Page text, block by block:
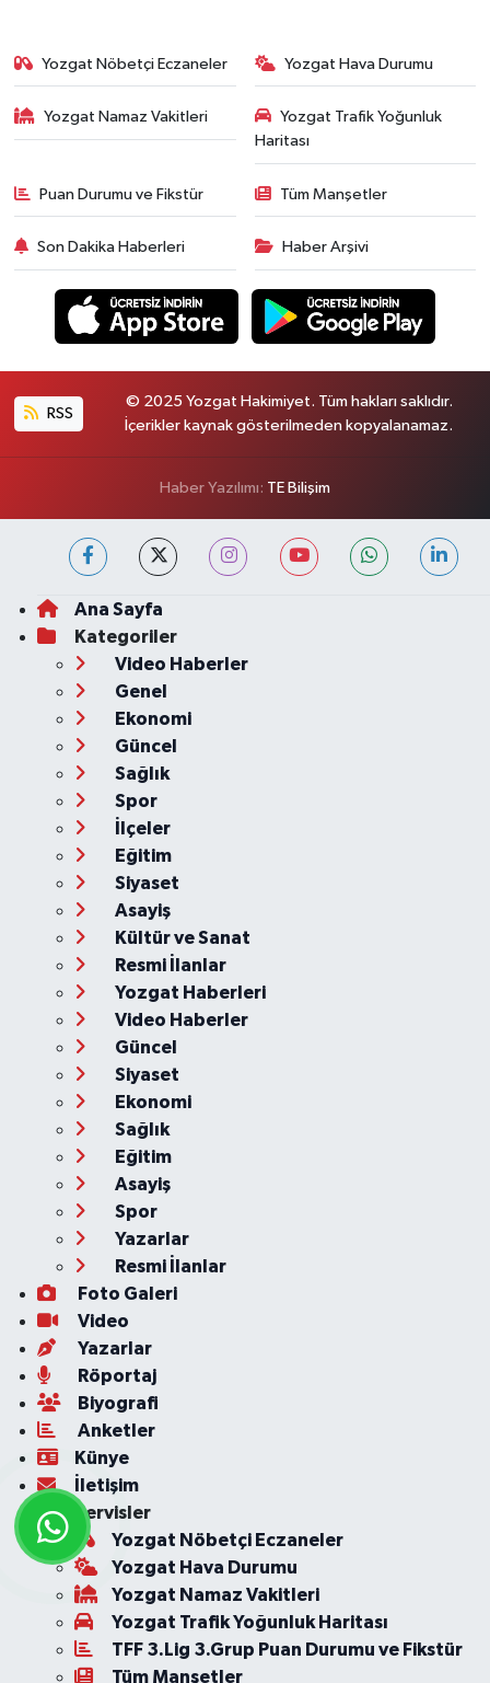
Yozgat Nöbetçi Eczaneler Yozgat Hava Durumu
Yozgat Namaz Vakitleri
Yozgat Trafik Yoğunluk
Haritası
Puan Durumu ve Fikstür Tüm Manşetler
Son Dakika Haberleri Haber Arşivi
RSS
© 2025 Yozgat Hakimiyet. Tüm hakları saklıdır.
İçerikler kaynak gösterilmeden kopyalanamaz.
Haber Yazılımı: TE Bilişim
Ana Sayfa
Kategoriler
Video Haberler
Genel
Ekonomi
Güncel
Sağlık
Spor
İlçeler
Eğitim
Siyaset
Asayiş
Kültür ve Sanat
Resmi İlanlar
Yozgat Haberleri
Video Haberler
Güncel
Siyaset
Ekonomi
Sağlık
Eğitim
Asayiş
Spor
Yazarlar
Resmi İlanlar
Foto Galeri
Video
Yazarlar
Röportaj
Biyografi
Anketler
Künye
İletişim
Servisler
Yozgat Nöbetçi Eczaneler
Yozgat Hava Durumu
Yozgat Namaz Vakitleri
Yozgat Trafik Yoğunluk Haritası
TFF 3.Lig 3.Grup Puan Durumu ve Fikstür
Tüm Manşetler